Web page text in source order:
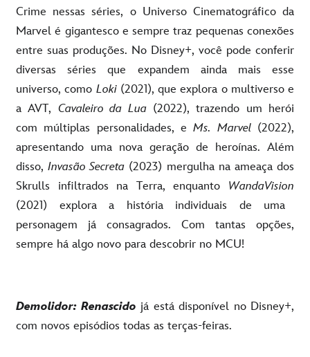
Crime nessas séries, o Universo Cinematográfico da
Marvel é gigantesco e sempre traz pequenas conexões
entre suas produções. No Disney+, você pode conferir
diversas séries que expandem ainda mais esse
universo, como Loki(2021), que explora o multiverso e
a AVT, Cavaleiro da Lua(2022), trazendo um herói
com múltiplas personalidades, eMs. Marvel(2022),
apresentando uma nova geração de heroínas. Além
disso,Invasão Secreta (2023) mergulha na ameaça dos
Skrulls infiltrados na Terra, enquanto WandaVision
(2021) explora a história individuais de uma
personagem já consagrados. Com tantas opções,
sempre há algo novo para descobrir no MCU!
Demolidor: Renascido já está disponível no Disney+,
com novos episódios todas as terças-feiras.